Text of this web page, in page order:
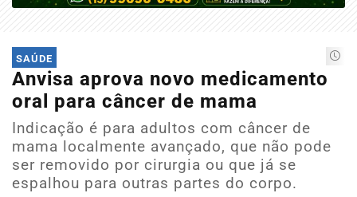
SAÚDE
Anvisa aprova novo medicamento
oral para câncer de mama
Indicação é para adultos com câncer de
mama localmente avançado, que não pode
ser removido por cirurgia ou que já se
espalhou para outras partes do corpo.